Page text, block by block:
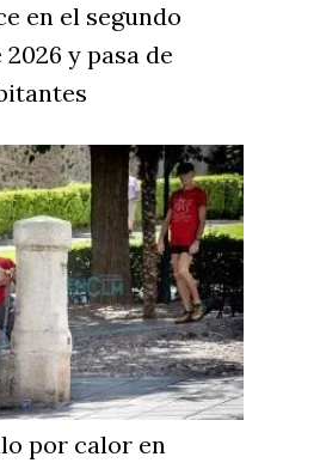
en el segundo
y pasa de
por calor en